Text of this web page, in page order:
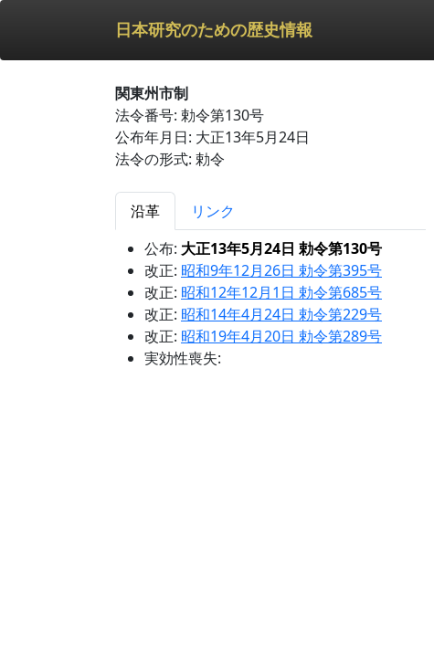
日本研究のための歴史情報
関東州市制
法令番号: 勅令第130号
公布年月日: 大正13年5月24日
法令の形式: 勅令
沿革
リンク
公布: 大正13年5月24日 勅令第130号
改正: 昭和9年12月26日 勅令第395号
改正: 昭和12年12月1日 勅令第685号
改正: 昭和14年4月24日 勅令第229号
改正: 昭和19年4月20日 勅令第289号
実効性喪失: